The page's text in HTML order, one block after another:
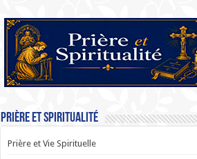
Prière et Spiritualité
Prière et Vie Spirituelle